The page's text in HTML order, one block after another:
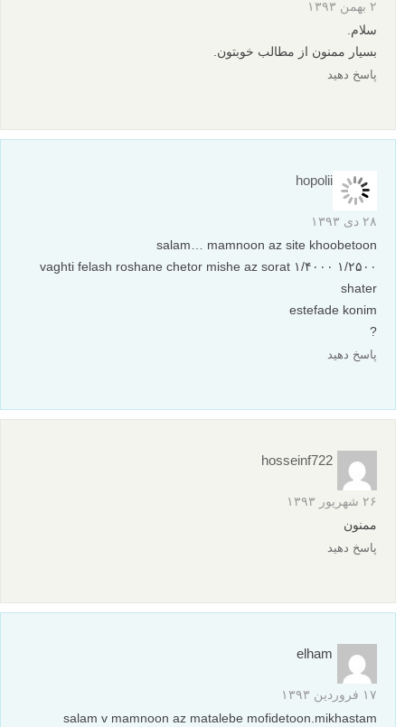
۲ بهمن ۱۳۹۳
سلام.
بسیار ممنون از مطالب خوبتون.
پاسخ دهید
hopolii
۲۸ دی ۱۳۹۳
salam… mamnoon az site khoobetoon
۱/۲۵۰۰ ۱/۴۰۰۰ vaghti felash roshane chetor mishe az sorat
shater
estefade konim
?
پاسخ دهید
hosseinf722
۲۶ شهریور ۱۳۹۳
ممنون
پاسخ دهید
elham
۱۷ فروردین ۱۳۹۳
salam v mamnoon az matalebe mofidetoon.mikhastam